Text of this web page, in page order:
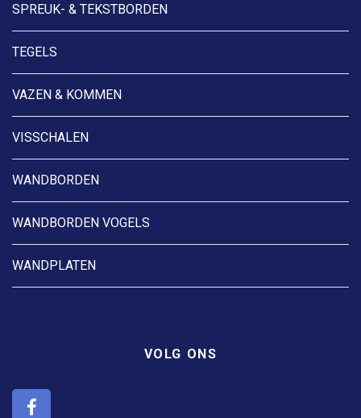
SPREUK- & TEKSTBORDEN
TEGELS
VAZEN & KOMMEN
VISSCHALEN
WANDBORDEN
WANDBORDEN VOGELS
WANDPLATEN
VOLG ONS